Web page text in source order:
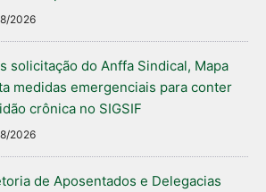
2026
solicitação do Anffa Sindical, Mapa
medidas emergenciais para conter
crônica no SIGSIF
2026
de Aposentados e Delegacias